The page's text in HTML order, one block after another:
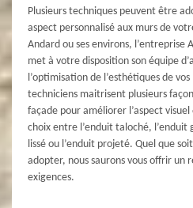
Plusieurs techniques peuvent être
aspect personnalisé aux murs de
Andard ou ses environs, l’entreprise
met à votre disposition son équipe
l’optimisation de l’esthétiques de
techniciens maitrisent plusieurs
façade pour améliorer l’aspect visuel
choix entre l’enduit taloché, l’enduit
lissé ou l’enduit projeté. Quel que
adopter, nous saurons vous offrir un
exigences.